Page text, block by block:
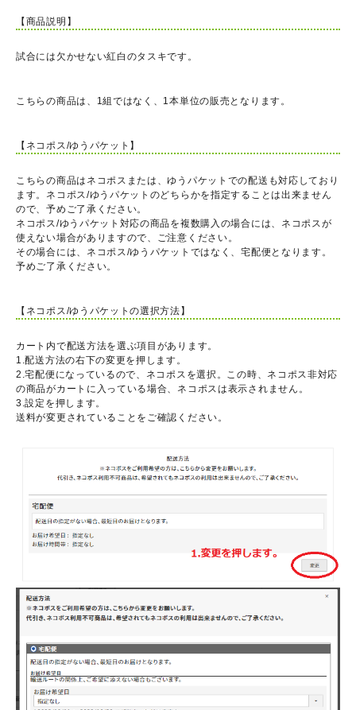
【商品説明】
試合には欠かせない紅白のタスキです。
こちらの商品は、1組ではなく、1本単位の販売となります。
【ネコポス/ゆうパケット】
こちらの商品はネコポスまたは、ゆうパケットでの配送も対応しており
ます。ネコポス/ゆうパケットのどちらかを指定することは出来ません
ので、予めご了承ください。
ネコポス/ゆうパケット対応の商品を複数購入の場合には、ネコポスが
使えない場合がありますので、ご注意ください。
その場合には、ネコポス/ゆうパケットではなく、宅配便となります。
予めご了承ください。
【ネコポス/ゆうパケットの選択方法】
カート内で配送方法を選ぶ項目があります。
1.配送方法の右下の変更を押します。
2.宅配便になっているので、ネコポスを選択。この時、ネコポス非対応
の商品がカートに入っている場合、ネコポスは表示されません。
3.設定を押します。
送料が変更されていることをご確認ください。